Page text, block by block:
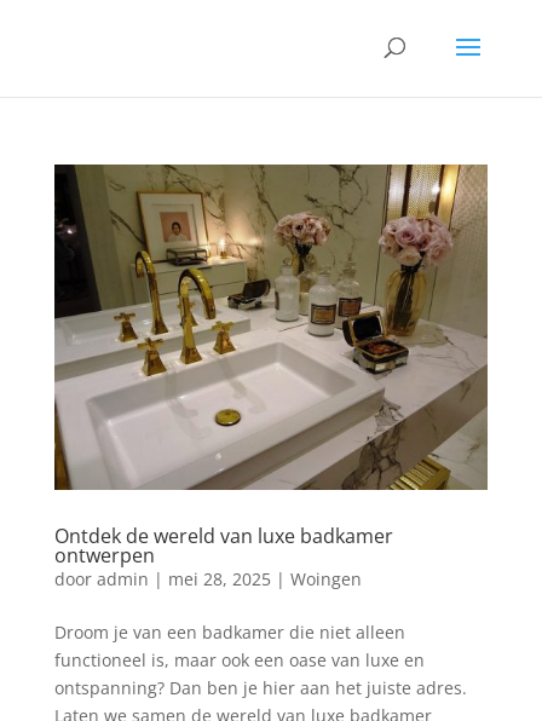
Ontdek de wereld van luxe badkamer
ontwerpen
door admin | mei 28, 2025| Woingen
Droom je van een badkamer die niet alleen
functioneel is, maar ook een oase van luxe en
ontspanning? Dan ben je hier aan het juiste adres.
Laten we samen de wereld van luxe badkamer